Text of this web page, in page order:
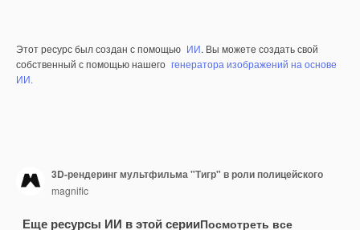
Этот ресурс был создан с помощью ИИ. Вы можете создать свой
собственный с помощью нашего генератора изображений на основе
ИИ.
3D-рендеринг мультфильма "Тигр" в роли полицейского
magnific
Еще ресурсы ИИ в этой серииПосмотреть все